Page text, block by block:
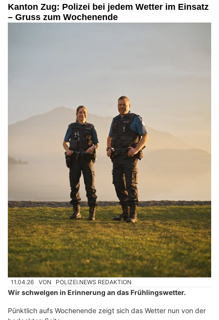
Kanton Zug: Polizei bei jedem Wetter im Einsatz
– Gruss zum Wochenende
11.04.26 VON POLIZEI.NEWS REDAKTION
Wir schwelgen in Erinnerung an das Frühlingswetter.
Pünktlich aufs Wochenende zeigt sich das Wetter nun von der